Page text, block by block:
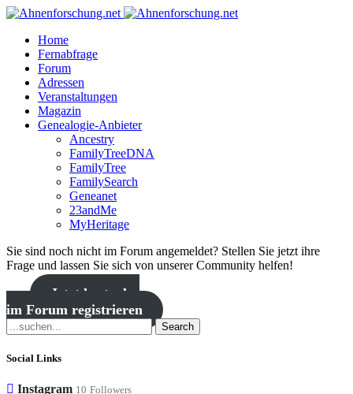
Home
Fernabfrage
Forum
Adressen
Veranstaltungen
Magazin
Genealogie-Anbieter
Ancestry
FamilyTreeDNA
FamilyTree
FamilySearch
Geneanet
23andMe
MyHeritage
Sie sind noch nicht im Forum angemeldet? Stellen Sie jetzt ihre
Frage und lassen Sie sich von unserer Community helfen!
Jetzt kostenlos
im Forum registrieren
Search
Social Links
Instagram 10 Followers